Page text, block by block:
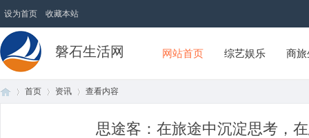
设为首页 收藏本站
磐石生活网 网站首页 综艺娱乐 商
首页 资讯 查看内容
思途客：在旅途中沉淀思考，